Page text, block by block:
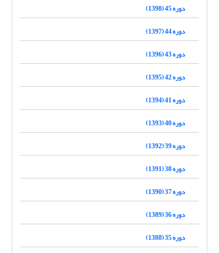
دوره 45 (1398)
دوره 44 (1397)
دوره 43 (1396)
دوره 42 (1395)
دوره 41 (1394)
دوره 40 (1393)
دوره 39 (1392)
دوره 38 (1391)
دوره 37 (1390)
دوره 36 (1389)
دوره 35 (1388)